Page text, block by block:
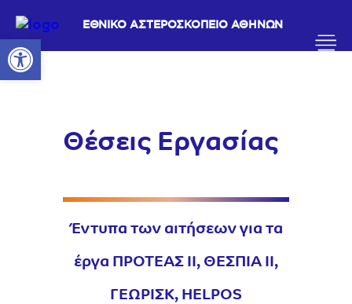
Ανοίξτε τη γραμμή εργαλείων
ΕΘΝΙΚΟ ΑΣΤΕΡΟΣΚΟΠΕΙΟ ΑΘΗΝΩΝ
Θέσεις Εργασίας
Έντυπα των αιτήσεων για τα
έργα ΠΡΟΤΕΑΣ ΙΙ, ΘΕΣΠΙΑ ΙΙ,
ΓΕΩΡΙΣΚ, HELPOS